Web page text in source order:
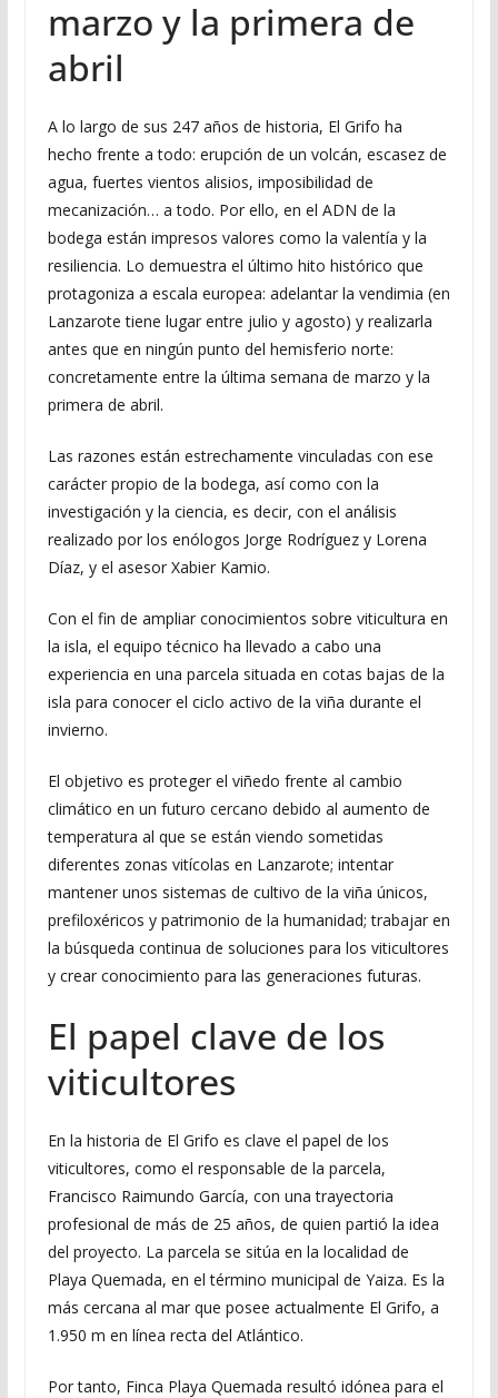
marzo y la primera de
abril
A lo largo de sus 247 años de historia, El Grifo ha
hecho frente a todo: erupción de un volcán, escasez de
agua, fuertes vientos alisios, imposibilidad de
mecanización… a todo. Por ello, en el ADN de la
bodega están impresos valores como la valentía y la
resiliencia. Lo demuestra el último hito histórico que
protagoniza a escala europea: adelantar la vendimia (en
Lanzarote tiene lugar entre julio y agosto) y realizarla
antes que en ningún punto del hemisferio norte:
concretamente entre la última semana de marzo y la
primera de abril.
Las razones están estrechamente vinculadas con ese
carácter propio de la bodega, así como con la
investigación y la ciencia, es decir, con el análisis
realizado por los enólogos Jorge Rodríguez y Lorena
Díaz, y el asesor Xabier Kamio.
Con el fin de ampliar conocimientos sobre viticultura en
la isla, el equipo técnico ha llevado a cabo una
experiencia en una parcela situada en cotas bajas de la
isla para conocer el ciclo activo de la viña durante el
invierno.
El objetivo es proteger el viñedo frente al cambio
climático en un futuro cercano debido al aumento de
temperatura al que se están viendo sometidas
diferentes zonas vitícolas en Lanzarote; intentar
mantener unos sistemas de cultivo de la viña únicos,
prefiloxéricos y patrimonio de la humanidad; trabajar en
la búsqueda continua de soluciones para los viticultores
y crear conocimiento para las generaciones futuras.
El papel clave de los
viticultores
En la historia de El Grifo es clave el papel de los
viticultores, como el responsable de la parcela,
Francisco Raimundo García, con una trayectoria
profesional de más de 25 años, de quien partió la idea
del proyecto. La parcela se sitúa en la localidad de
Playa Quemada, en el término municipal de Yaiza. Es la
más cercana al mar que posee actualmente El Grifo, a
1.950 m en línea recta del Atlántico.
Por tanto, Finca Playa Quemada resultó idónea para el